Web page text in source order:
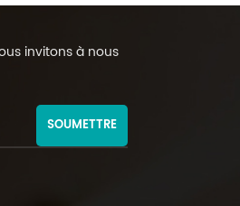
invitons à nous
SOUMETTRE